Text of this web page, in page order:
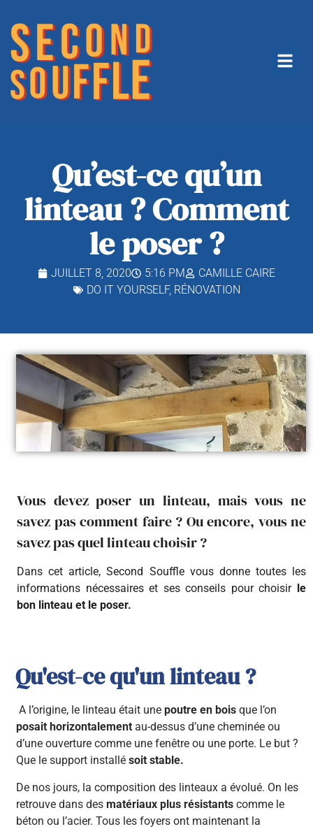
Qu’est-ce qu’un
linteau ? Comment
le poser ?
JUILLET 8, 2020 5:16 PM
CAMILLE CAIRE
DO IT YOURSELF, RÉNOVATION
Vous devez poser un linteau, mais vous ne
savez pas comment faire ? Ou encore, vous ne
savez pas quel linteau choisir ?
Dans cet article, Second Souffle vous donne toutes les
informations nécessaires et ses conseils pour choisir le
bon linteau et le poser.
Qu'est-ce qu'un linteau ?
A l’origine, le linteau était une poutre en bois que l’on
posait horizontalement au-dessus d’une cheminée ou
d’une ouverture comme une fenêtre ou une porte. Le but ?
Que le support installé soit stable.
De nos jours, la composition des linteaux a évolué. On les
retrouve dans des matériaux plus résistants comme le
béton ou l’acier. Tous les foyers ont maintenant la